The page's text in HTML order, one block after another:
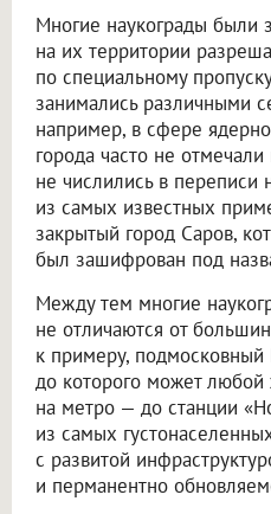
Многие наукограды были
на их территории
по специальному
занимались различными
например, в сфере
города часто не
не числились в переписи
из самых известных
закрытый город Саров,
был зашифрован под
Между тем многие
не отличаются от
к примеру, подмосковный
до которого может
на метро — до станции
из самых
с развитой
и перманентно